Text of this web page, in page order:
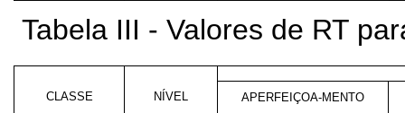
Tabela III - Valores de RT
CLASSE NÍVEL
APERFEIÇOA-MENTO